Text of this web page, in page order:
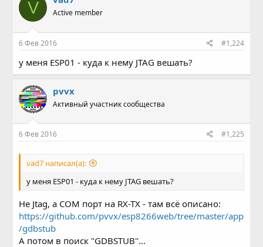
V Active member
6 Фев 2016 #1,224
у меня ESP01 - куда к нему JTAG вешать?
pvvx
Активный участник сообщества
6 Фев 2016 #1,225
vad7 написал(а):
у меня ESP01 - куда к нему JTAG вешать?
Не Jtag, а COM порт на RX-TX - там всё описано:
https://github.com/pvvx/esp8266web/tree/master/app
/gdbstub
А потом в поиск "GDBSTUB"...